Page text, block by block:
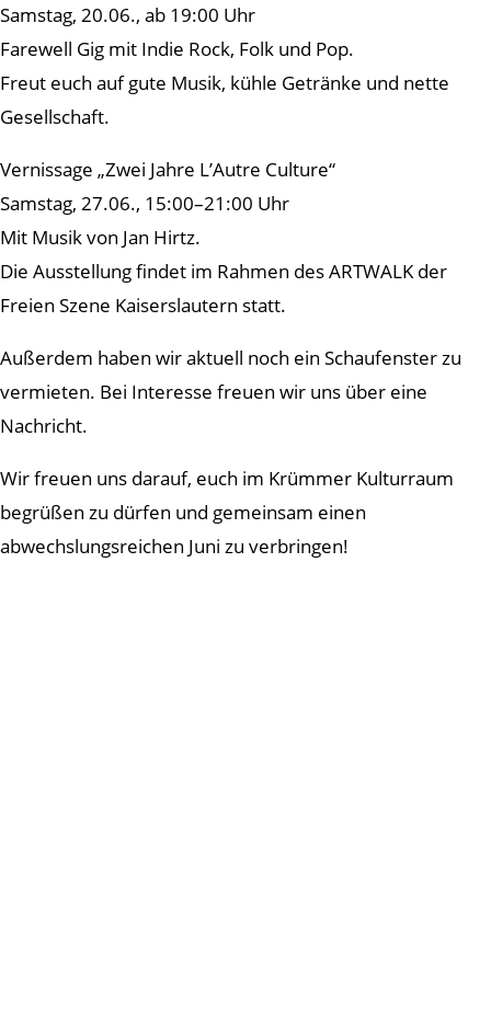
Samstag, 20.06., ab 19:00 Uhr
Farewell Gig mit Indie Rock, Folk und Pop.
Freut euch auf gute Musik, kühle Getränke und nette
Gesellschaft.
Vernissage „Zwei Jahre L’Autre Culture“
Samstag, 27.06., 15:00–21:00 Uhr
Mit Musik von Jan Hirtz.
Die Ausstellung findet im Rahmen des ARTWALK der
Freien Szene Kaiserslautern statt.
Außerdem haben wir aktuell noch ein Schaufenster zu
vermieten. Bei Interesse freuen wir uns über eine
Nachricht.
Wir freuen uns darauf, euch im Krümmer Kulturraum
begrüßen zu dürfen und gemeinsam einen
abwechslungsreichen Juni zu verbringen!